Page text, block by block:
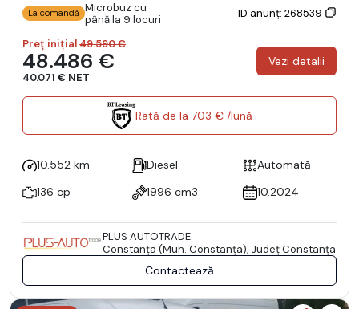
La comandă Microbuz cu
până la 9 locuri
ID anunț: 268539
Preț inițial49.590 €
48.486 €
40.071 € NET
Vezi detalii
Rată de la 703 € /lună
10.552 km Diesel
Automată
136 cp
1996 cm3 10.2024
PLUS AUTOTRADE
Constanţa (Mun. Constanţa), Județ Constanţa
Contactează